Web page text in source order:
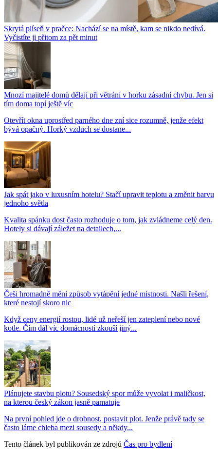
Skrytá plíseň v pračce: Nachází se na místě, kam se nikdo nedívá.
Vyčistíte ji přitom za pět minut
Mnozí majitelé domů dělají při větrání v horku zásadní chybu. Jen si
tím doma topí ještě víc
Otevřít okna uprostřed parného dne zní sice rozumně, jenže efekt
bývá opačný. Horký vzduch se dostane...
Jak spát jako v luxusním hotelu? Stačí upravit teplotu a změnit barvu
jednoho světla
Kvalita spánku dost často rozhoduje o tom, jak zvládneme celý den.
Hotely si dávají záležet na detailech,...
Češi hromadně mění způsob vytápění jedné místnosti. Našli řešení,
které nestojí skoro nic
Když ceny energií rostou, lidé už neřeší jen zateplení nebo nové
kotle. Čím dál víc domácností zkouší jiný...
Plánujete stavbu plotu? Sousedský spor může vyvolat i maličkost,
na kterou český zákon jasně pamatuje
Na první pohled jde o drobnost, postavit plot. Jenže právě tady se
často láme chleba mezi sousedy a někdy...
Tento článek byl publikován ze zdrojů Čas pro bydlení